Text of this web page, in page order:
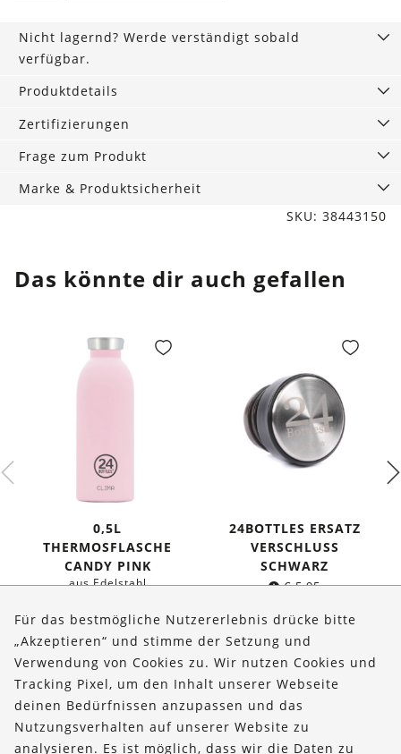
Nicht lagernd? Werde verständigt sobald
verfügbar.
Produktdetails
Zertifizierungen
Frage zum Produkt
Marke & Produktsicherheit
SKU: 38443150
Das könnte dir auch gefallen
0,5L
THERMOSFLASCHE
CANDY PINK
aus Edelstahl
Preis
war:
€ 34,95
Preis
ist:
€ 29,95.
24BOTTLES ERSATZ
VERSCHLUSS
SCHWARZ
€5,95
Über uns
Bestellungen
Kontakt & Hilfe
Für das bestmögliche Nutzererlebnis drücke bitte
„Akzeptieren“ und stimme der Setzung und
Verwendung von Cookies zu. Wir nutzen Cookies und
Tracking Pixel, um den Inhalt unserer Webseite
deinen Bedürfnissen anzupassen und das
Nutzungsverhalten auf unserer Website zu
analysieren. Es ist möglich, dass wir die Daten zu